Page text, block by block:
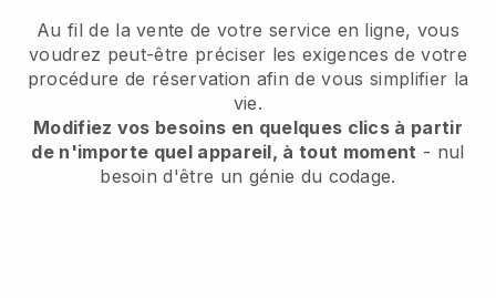
Au fil de la vente de votre service en ligne, vous
voudrez peut-être préciser les exigences de votre
procédure de réservation afin de vous simplifier la
vie.
Modifiez vos besoins en quelques clics à partir
de n'importe quel appareil, à tout moment - nul
besoin d'être un génie du codage.